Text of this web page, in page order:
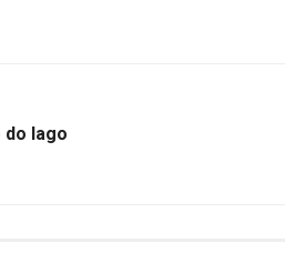
do lago